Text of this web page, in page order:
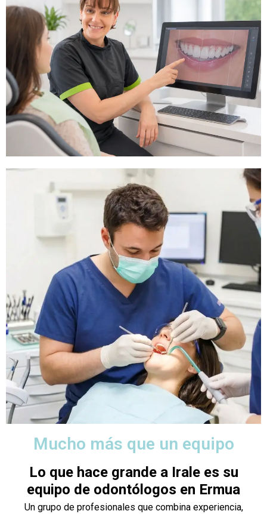
Mucho más que un equipo
Lo que hace grande a Irale es su
equipo de odontólogos en Ermua
Un grupo de profesionales que combina experiencia,